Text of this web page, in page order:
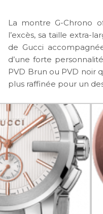
La montre G-Chrono
l’excès, sa taille extra-
de Gucci
d’une forte
PVD Brun ou PVD noir
plus raffinée pour un